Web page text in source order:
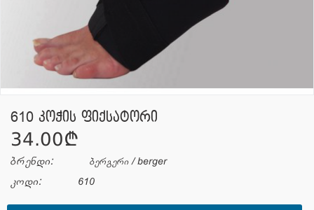
610 კოჭის ფიქსატორი
34.00¢
ბრენდი: ბერგერი / berger
კოდი: 610